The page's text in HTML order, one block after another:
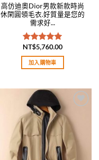
高仿迪奧Dior男款新款時尚
休閑圓領毛衣.好質量是您的
需求好...
評分5.00
滿分 5
NT$5,760.00
加入購物車
wishlist